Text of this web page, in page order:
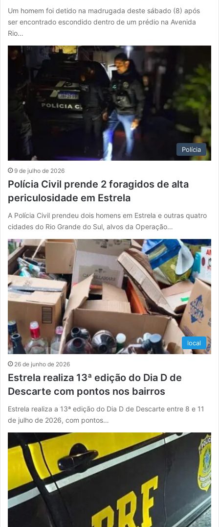
Um homem foi detido na madrugada deste sábado (8) após
ser encontrado escondido dentro de um prédio na Avenida
Rio…
Polícia
9 de julho de 2026
Polícia Civil prende 2 foragidos de alta
periculosidade em Estrela
A Polícia Civil prendeu dois homens em Estrela e outras quatro
cidades do Rio Grande do Sul, alvos da Operação…
local
26 de junho de 2026
Estrela realiza 13ª edição do Dia D de
Descarte com pontos nos bairros
Estrela realiza a 13ª edição do Dia D de Descarte entre 8 e 11
de julho de 2026, com pontos…